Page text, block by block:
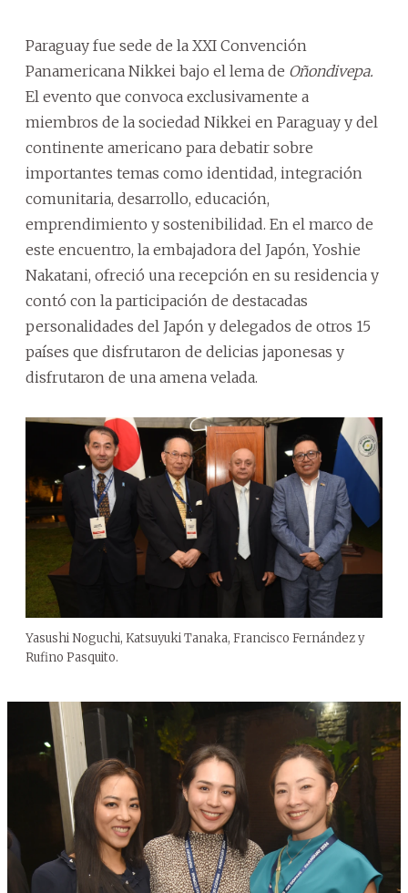
Paraguay fue sede de la XXI Convención
Panamericana Nikkei bajo el lema de Oñondivepa.
El evento que convoca exclusivamente a
miembros de la sociedad Nikkei en Paraguay y del
continente americano para debatir sobre
importantes temas como identidad, integración
comunitaria, desarrollo, educación,
emprendimiento y sostenibilidad. En el marco de
este encuentro, la embajadora del Japón, Yoshie
Nakatani, ofreció una recepción en su residencia y
contó con la participación de destacadas
personalidades del Japón y delegados de otros 15
países que disfrutaron de delicias japonesas y
disfrutaron de una amena velada.
Yasushi Noguchi, Katsuyuki Tanaka, Francisco Fernández y
Rufino Pasquito.